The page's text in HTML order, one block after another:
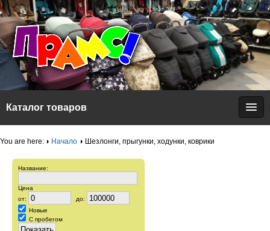
Каталог товаров
Название:
Цена
от:
до:
Новые
С пробегом
You are here: Начало Шезлонги, прыгунки, ходунки, коврики